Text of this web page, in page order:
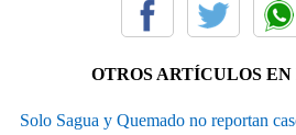
OTROS ARTÍCULOS
Solo Sagua y Quemado no reportan